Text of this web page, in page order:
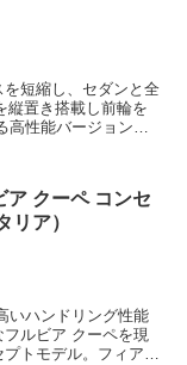
短縮し、セダンと全
縦置き搭載し前輪を
性能バージョンも
ア クーペ コンセ
リア）
いハンドリング性能
ルビア クーペを現
トモデル。フィアッ